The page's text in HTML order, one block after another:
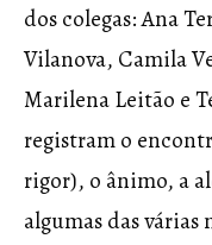
dos colegas: Ana
Vilanova, Camila
Marilena Leitão e
registram o
rigor), o ânimo, a
algumas das várias